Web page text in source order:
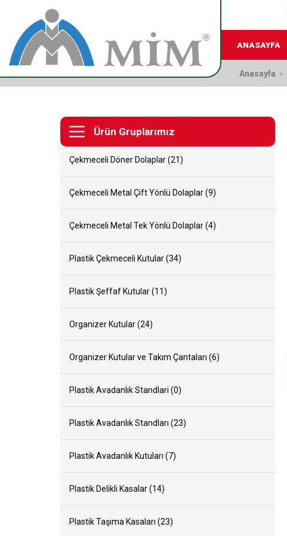
ANASAYFA
Anasayfa »
Ürün Gruplarımız
Çekmeceli Döner Dolaplar (21)
Çekmeceli Metal Çift Yönlü Dolaplar (9)
Çekmeceli Metal Tek Yönlü Dolaplar (4)
Plastik Çekmeceli Kutular (34)
Plastik Şeffaf Kutular (11)
Organizer Kutular (24)
Organizer Kutular ve Takım Çantaları (6)
Plastik Avadanlık Standlari (0)
Plastik Avadanlık Standları (23)
Plastik Avadanlık Kutuları (7)
Plastik Delikli Kasalar (14)
Plastik Taşıma Kasaları (23)